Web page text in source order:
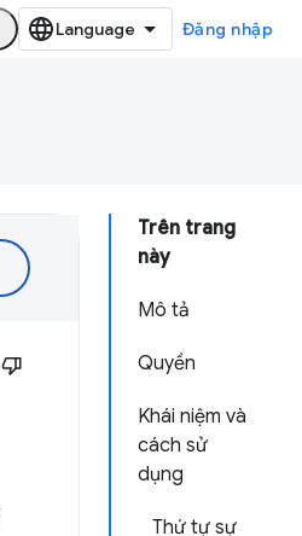
Đăng nhập
Trên trang
này
Mô tả
Quyền
Khái niệm và
cách sử
dụng
Thứ tự sự